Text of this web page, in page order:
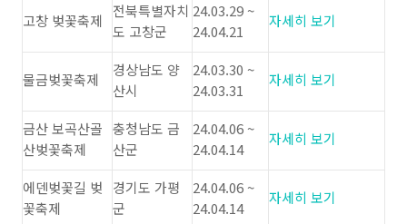
고창 벚꽃축제
전북특별자치
도 고창군
24.03.29 ~
24.04.21
자세히 보기
물금벚꽃축제
경상남도 양
산시
24.03.30 ~
24.03.31
자세히 보기
금산 보곡산골
산벚꽃축제
충청남도 금
산군
24.04.06 ~
24.04.14
자세히 보기
에덴벚꽃길 벚
꽃축제
경기도 가평
군
24.04.06 ~
24.04.14
자세히 보기